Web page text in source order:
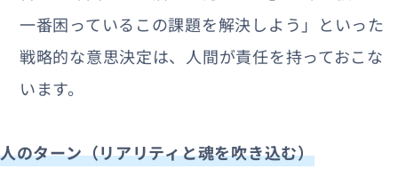
一番困っているこの課題を解決しよう」といった
戦略的な意思決定は、人間が責任を持っておこな
います。
人のターン（リアリティと魂を吹き込む）